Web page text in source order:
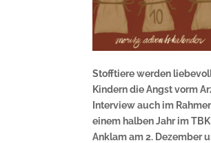
Stofftiere werden
Kindern die Angst vorm
Interview auch im
einem halben Jahr im
Anklam am 2. Dezember